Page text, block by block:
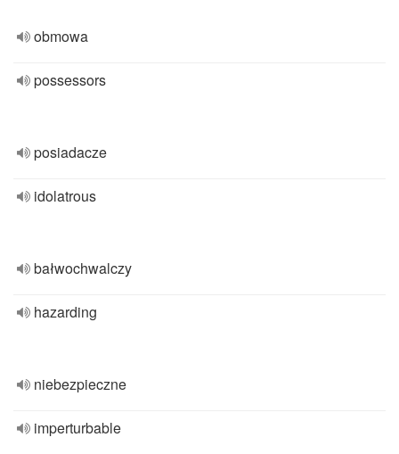
obmowa
possessors
posiadacze
idolatrous
bałwochwalczy
hazarding
niebezpieczne
imperturbable